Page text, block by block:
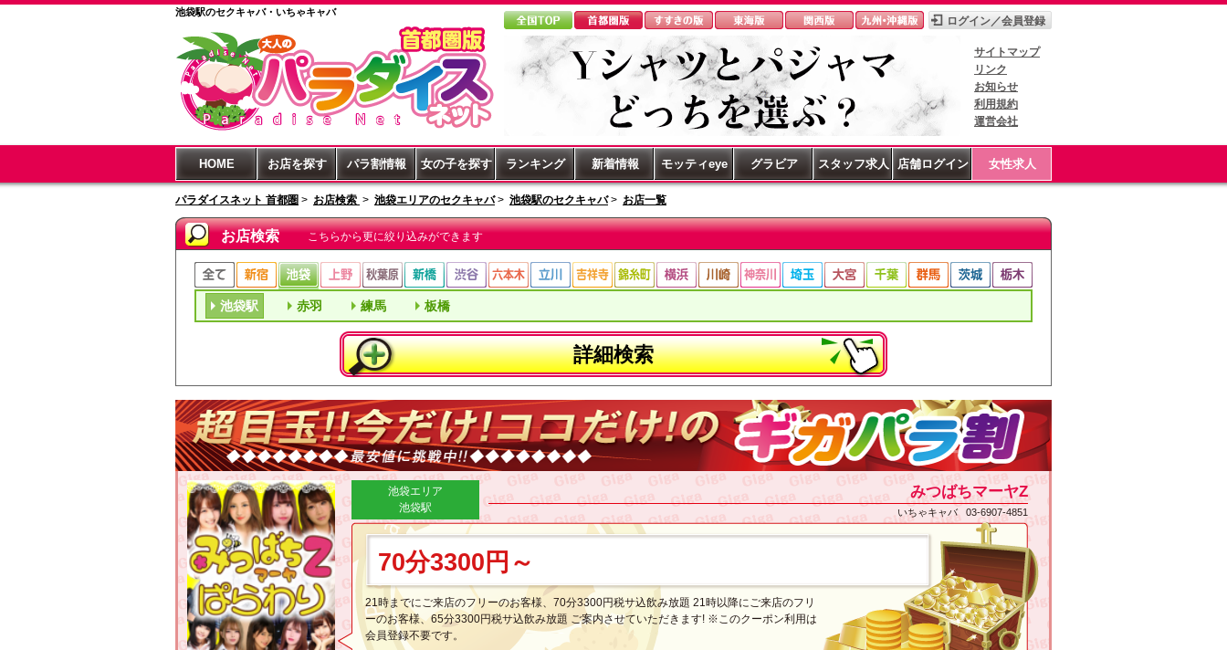
池袋駅のセクキャバ・いちゃキャバ
サイトマップ
リンク
お知らせ
利用規約
運営会社
HOME お店を探す パラ割情報 女の子を探す ランキング 新着情報 モッティeye グラビア スタッフ求人 店舗ログイン 女性求人
パラダイスネット 首都圏 > お店検索 > 池袋エリアのセクキャバ> 池袋駅のセクキャバ> お店一覧
お店検索 こちらから更に絞り込みができます
池袋駅 赤羽 練馬 板橋
詳細検索
池袋エリア
池袋駅
みつばちマーヤZ
いちゃキャバ 03-6907-4851
70分3300円～
21時までにご来店のフリーのお客様、70分3300円税サ込飲み放題 21時以降にご来店のフリ
ーのお客様、65分3300円税サ込飲み放題 ご案内させていただきます! ※このクーポン利用は
会員登録不要です。